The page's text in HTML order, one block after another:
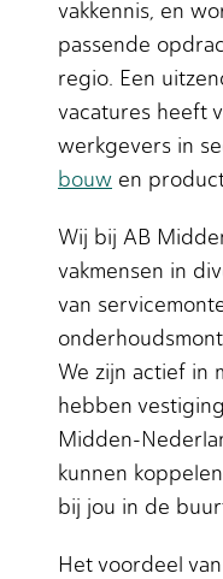
vakkennis, en
passende
regio. Een
vacatures heeft
werkgevers in
bouw en
Wij bij AB
vakmensen in
van
We zijn actief in
hebben
Midden-
kunnen
bij jou in de
Het voordeel